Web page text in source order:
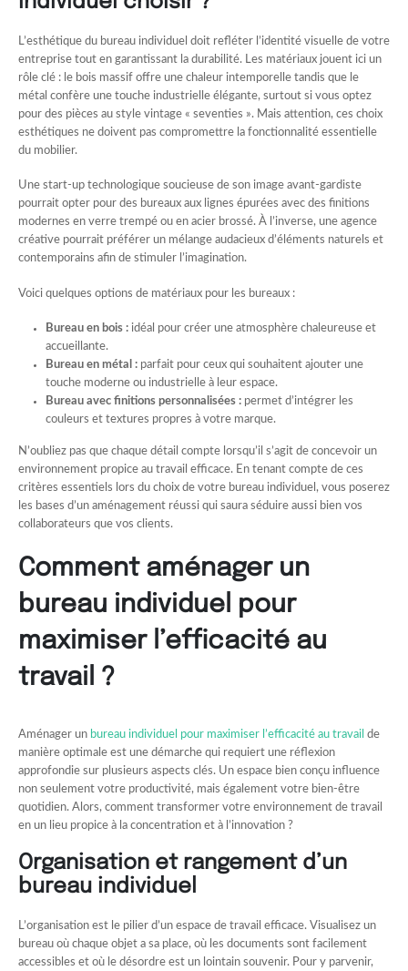
L’esthétique du bureau individuel doit refléter l’identité visuelle de votre
entreprise tout en garantissant la durabilité. Les matériaux jouent ici un
rôle clé : le bois massif offre une chaleur intemporelle tandis que le
métal confère une touche industrielle élégante, surtout si vous optez
pour des pièces au style vintage « seventies ». Mais attention, ces choix
esthétiques ne doivent pas compromettre la fonctionnalité essentielle
du mobilier.
Une start-up technologique soucieuse de son image avant-gardiste
pourrait opter pour des bureaux aux lignes épurées avec des finitions
modernes en verre trempé ou en acier brossé. À l’inverse, une agence
créative pourrait préférer un mélange audacieux d’éléments naturels et
contemporains afin de stimuler l’imagination.
Voici quelques options de matériaux pour les bureaux :
Bureau en bois :idéal pour créer une atmosphère chaleureuse et
accueillante.
Bureau en métal :parfait pour ceux qui souhaitent ajouter une
touche moderne ou industrielle à leur espace.
Bureau avec finitions personnalisées :permet d’intégrer les
couleurs et textures propres à votre marque.
N’oubliez pas que chaque détail compte lorsqu’il s’agit de concevoir un
environnement propice au travail efficace. En tenant compte de ces
critères essentiels lors du choix de votre bureau individuel, vous poserez
les bases d’un aménagement réussi qui saura séduire aussi bien vos
collaborateurs que vos clients.
Comment aménager un
bureau individuel pour
maximiser l’efficacité au
travail ?
Aménager un bureau individuel pour maximiser l’efficacité au travail de
manière optimale est une démarche qui requiert une réflexion
approfondie sur plusieurs aspects clés. Un espace bien conçu influence
non seulement votre productivité, mais également votre bien-être
quotidien. Alors, comment transformer votre environnement de travail
en un lieu propice à la concentration et à l’innovation ?
Organisation et rangement d’un
bureau individuel
L’organisation est le pilier d’un espace de travail efficace. Visualisez un
bureau où chaque objet a sa place, où les documents sont facilement
accessibles et où le désordre est un lointain souvenir. Pour y parvenir,